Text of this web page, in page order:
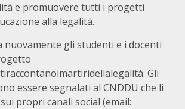
e promuovere tutti i progetti
alla legalità.
nuovamente gli studenti e i docenti
Gli
essere segnalati al CNDDU che li
propri canali social (email: